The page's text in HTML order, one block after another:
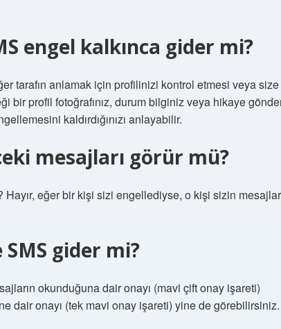
engel kalkınca gider mi?
tarafın anlamak için profilinizi kontrol etmesi veya
bir profil fotoğrafınız, durum bilginiz veya hikaye
kaldırdığınızı anlayabilir.
mesajları görür mü?
eğer bir kişi sizi engellediyse, o kişi sizin
gider mi?
okunduğuna dair onayı (mavi çift onay işareti)
dair onayı (tek mavi onay işareti) yine de görebilirsiniz.